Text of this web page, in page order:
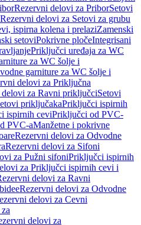
Rezervni delovi za PriborSetovi
Rezervni delovi za Setovi za grubu
ispirna kolena i prelaziZamenski
setoviPokrivne pločeIntegrisani
Priključci uređaja za WC
za WC šolje i
garniture za WC šolje i
delovi za Priključna
delovi za Ravni priključciSetovi
priključakaPriključci ispirnih
ispirnih ceviPriključci od PVC-
PVC-aManžetne i pokrivne
Rezervni delovi za Odvodne
Rezervni delovi za Sifoni
za Pužni sifoniPriključci ispirnih
za Priključci ispirnih cevi i
delovi za Ravni
Rezervni delovi za Odvodne
delovi za Cevni
delovi za